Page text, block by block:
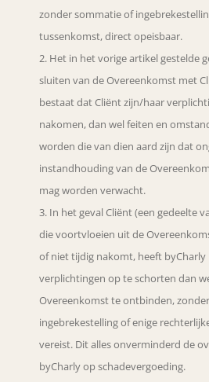
zonder sommatie of
tussenkomst, direct opeisbaar.
Het in het vorige artikel gestelde
sluiten van de Overeenkomst met
bestaat dat Cliënt zijn/haar
nakomen, dan wel feiten en
worden die van dien aard zijn dat
instandhouding van de
mag worden verwacht.
In het geval Cliënt (een gedeelte
die voortvloeien uit de
of niet tijdig nakomt, heeft
verplichtingen op te schorten dan
Overeenkomst te ontbinden,
ingebrekestelling of enige
vereist. Dit alles onverminderd de
byCharly op schadevergoeding.